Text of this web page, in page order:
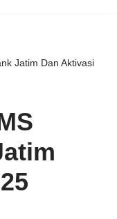
Jatim Dan Aktivasi